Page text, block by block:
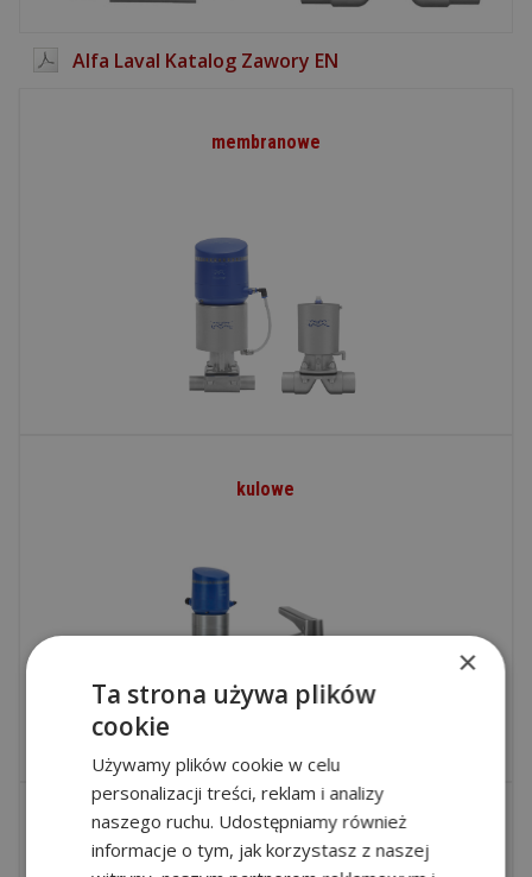
Alfa Laval Katalog Zawory EN
membranowe
kulowe
motylowe
×
Ta strona używa plików
cookie
Używamy plików cookie w celu
personalizacji treści, reklam i analizy
naszego ruchu. Udostępniamy również
informacje o tym, jak korzystasz z naszej